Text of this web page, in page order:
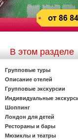
В этом разделе
Групповые туры
Описание отелей
Групповые экскурсии
Индивидуальные
Шоппинг
Лондон для детей
Рестораны и бары
Мюзиклы и театры